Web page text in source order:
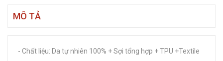
MÔ TẢ
- Chất liệu: Da tự nhiên 100% + Sợi tổng hợp + TPU +Textile